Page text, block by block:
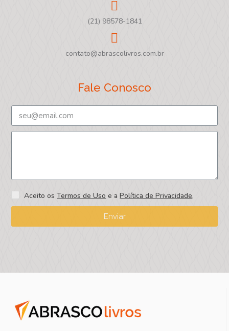
(21) 98578-1841
contato@abrascolivros.com.br
Fale Conosco
Aceito osTermos de Uso e aPolítica de Privacidade.
Enviar